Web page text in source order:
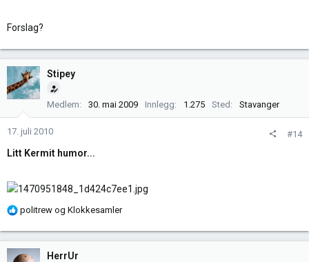
Forslag?
Stipey
Medlem 30. mai 2009 Innlegg 1.275 Sted Stavanger
17. juli 2010 #14
Litt Kermit humor...
R
k
politrew og Klokkesamler
HerrUr